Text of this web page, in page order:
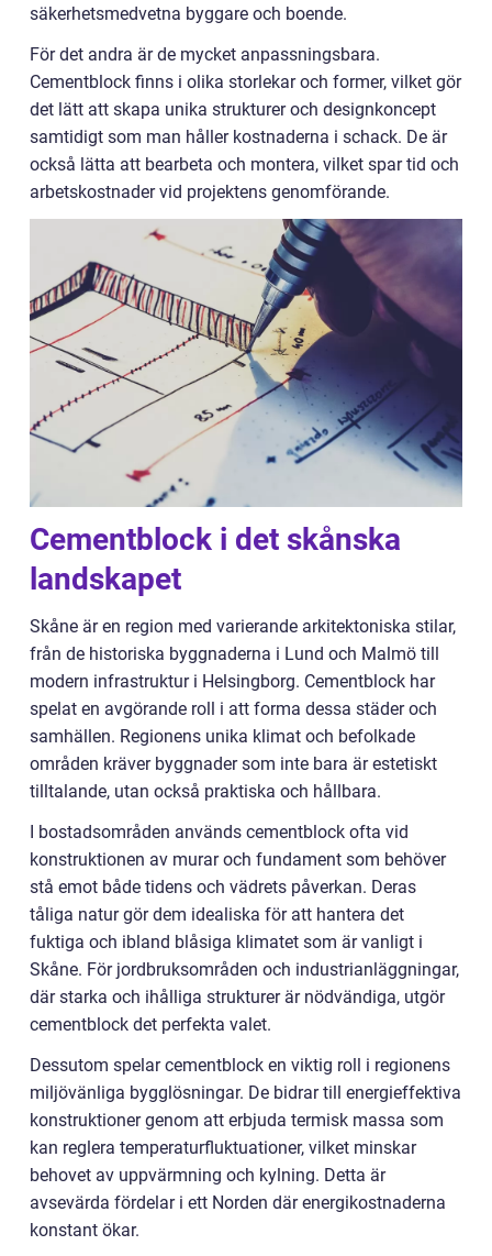
säkerhetsmedvetna byggare och boende.
För det andra är de mycket anpassningsbara.
Cementblock finns i olika storlekar och former, vilket gör
det lätt att skapa unika strukturer och designkoncept
samtidigt som man håller kostnaderna i schack. De är
också lätta att bearbeta och montera, vilket spar tid och
arbetskostnader vid projektens genomförande.
Cementblock i det skånska
landskapet
Skåne är en region med varierande arkitektoniska stilar,
från de historiska byggnaderna i Lund och Malmö till
modern infrastruktur i Helsingborg. Cementblock har
spelat en avgörande roll i att forma dessa städer och
samhällen. Regionens unika klimat och befolkade
områden kräver byggnader som inte bara är estetiskt
tilltalande, utan också praktiska och hållbara.
I bostadsområden används cementblock ofta vid
konstruktionen av murar och fundament som behöver
stå emot både tidens och vädrets påverkan. Deras
tåliga natur gör dem idealiska för att hantera det
fuktiga och ibland blåsiga klimatet som är vanligt i
Skåne. För jordbruksområden och industrianläggningar,
där starka och ihålliga strukturer är nödvändiga, utgör
cementblock det perfekta valet.
Dessutom spelar cementblock en viktig roll i regionens
miljövänliga bygglösningar. De bidrar till energieffektiva
konstruktioner genom att erbjuda termisk massa som
kan reglera temperaturfluktuationer, vilket minskar
behovet av uppvärmning och kylning. Detta är
avsevärda fördelar i ett Norden där energikostnaderna
konstant ökar.